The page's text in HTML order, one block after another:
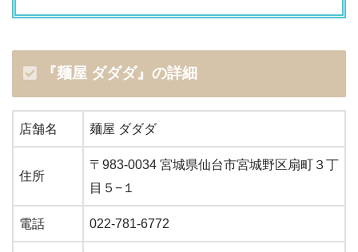
『麺屋 ダダダ』の詳細
店舗名 麺屋 ダダダ
住所
〒983-0034 宮城県仙台市宮城野区扇町３丁
目５−１
電話 022-781-6772